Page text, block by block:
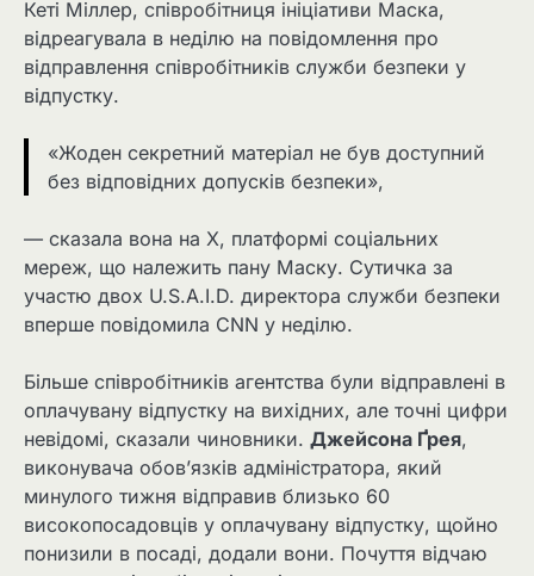
Кеті Міллер, співробітниця ініціативи Маска,
відреагувала в неділю на повідомлення про
відправлення співробітників служби безпеки у
відпустку.
«Жоден секретний матеріал не був доступний
без відповідних допусків безпеки»,
— сказала вона на X, платформі соціальних
мереж, що належить пану Маску. Сутичка за
участю двох U.S.A.I.D. директора служби безпеки
вперше повідомила CNN у неділю.
Більше співробітників агентства були відправлені в
оплачувану відпустку на вихідних, але точні цифри
невідомі, сказали чиновники. Джейсона Ґрея,
виконувача обов’язків адміністратора, який
минулого тижня відправив близько 60
високопосадовців у оплачувану відпустку, щойно
понизили в посаді, додали вони. Почуття відчаю